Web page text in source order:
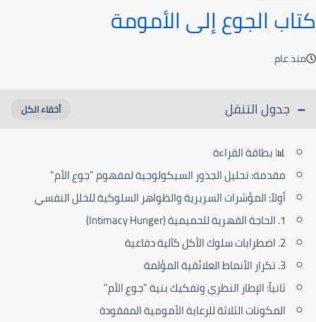
كتاب الجوع إلى الأمومة
منذ عام
جدول التنقل
📊 بطاقة القراءة
مقدمة: تحليل الجذور السيكولوجية لمفهوم "جوع الأم"
أولاً: المؤشرات السريرية والظواهر السلوكية للخلل النفسي
1. الحاجة القهرية للحميمية (Intimacy Hunger)
2. اضطرابات سلوك الأكل كآلية دفاعية
3. تكرار الأنماط العلائقية المؤلمة
ثانياً: الإطار النظري وتفكيك بنية "جوع الأم"
المكونات الثلاثة للرعاية الأمومية المفقودة